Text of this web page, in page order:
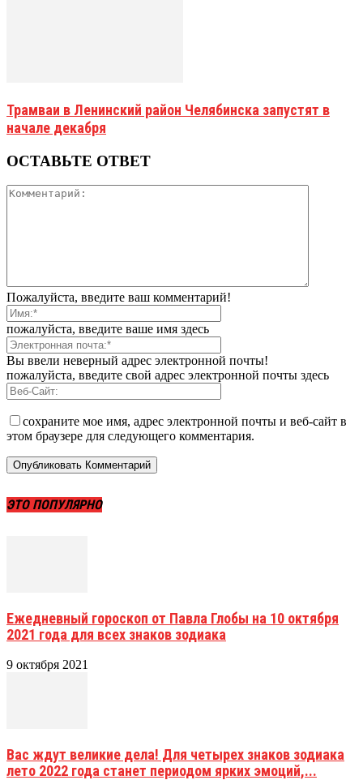
Трамваи в Ленинский район Челябинска запустят в
начале декабря
ОСТАВЬТЕ ОТВЕТ
Пожалуйста, введите ваш комментарий!
пожалуйста, введите ваше имя здесь
Вы ввели неверный адрес электронной почты!
пожалуйста, введите свой адрес электронной почты здесь
сохраните мое имя, адрес электронной почты и веб-сайт в
этом браузере для следующего комментария.
ЭТО ПОПУЛЯРНО
Ежедневный гороскоп от Павла Глобы на 10 октября
2021 года для всех знаков зодиака
9 октября 2021
Вас ждут великие дела! Для четырех знаков зодиака
лето 2022 года станет периодом ярких эмоций,...